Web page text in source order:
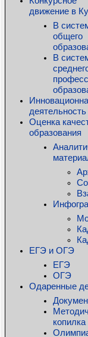
движение в
В
общего
В
деятельность
Оценка
образования
ЕГЭ и ОГЭ
ЕГЭ
ОГЭ
Одаренные
копилка